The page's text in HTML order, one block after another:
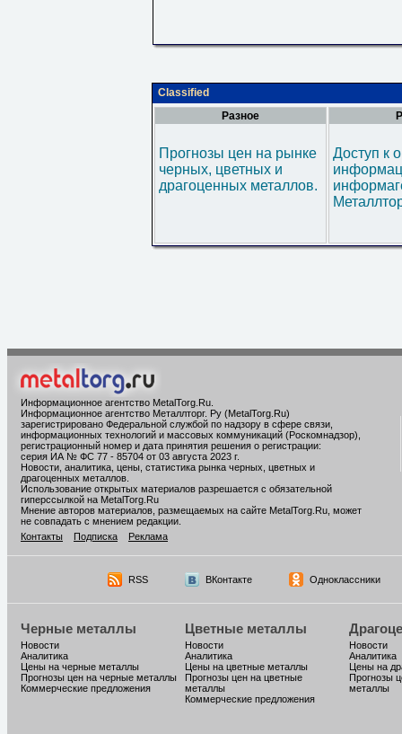
Classified
Разное
Прогнозы цен на рынке
черных, цветных и
драгоценных металлов.
Доступ к
Информационное агентство MetalTorg.Ru
Информационное агентство Металлторг. Ру (MetalTorg.Ru)
зарегистрировано Федеральной службой по надзору в сфере связи,
информационных технологий и массовых коммуникаций (Роскомнадзор),
регистрационный номер и дата принятия решения о регистрации:
серия ИА № ФС 77 - 85704 от 03 августа 2023 г.
Новости, аналитика, цены, статистика рынка черных, цветных и
драгоценных металлов.
Использование открытых материалов разрешается с обязательной
гиперссылкой на MetalTorg.Ru
Мнение авторов материалов, размещаемых на сайте MetalTorg.Ru, может
не совпадать с мнением редакции.
Контакты
Подписка Реклама
RSS ВКонтакте Одноклассники
Черные металлы
Новости
Аналитика
Цены на черные металлы
Прогнозы цен на черные металлы
Коммерческие предложения
Цветные металлы
Новости
Аналитика
Цены на цветные металлы
Прогнозы цен на цветные
металлы
Коммерческие предложения
Новости
Аналитика
Цены на
Прогнозы
металлы